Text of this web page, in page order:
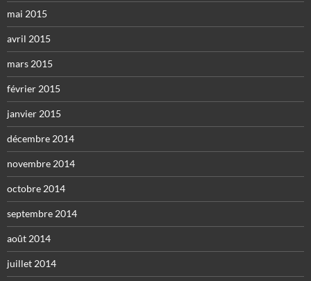
mai 2015
avril 2015
mars 2015
février 2015
janvier 2015
décembre 2014
novembre 2014
octobre 2014
septembre 2014
août 2014
juillet 2014